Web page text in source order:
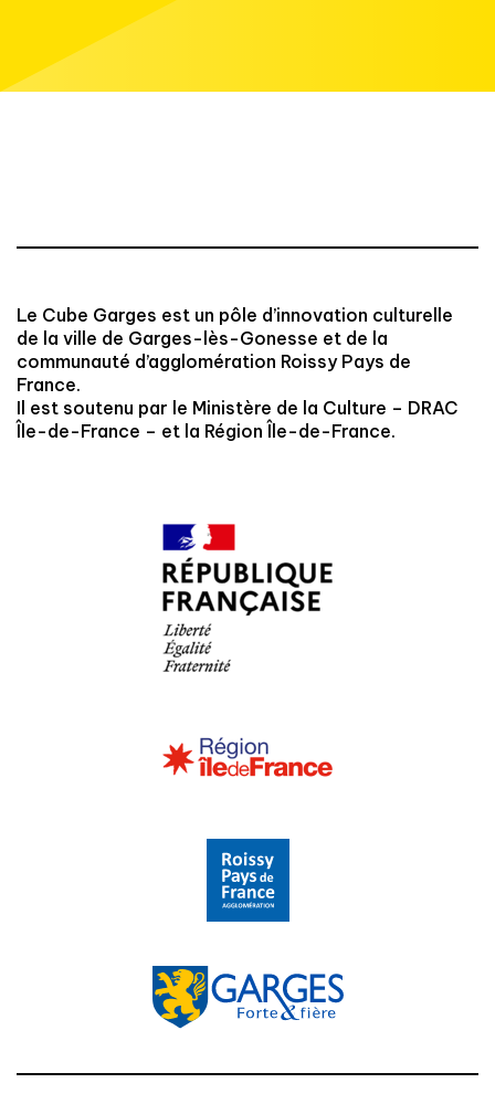
Le Cube Garges est un pôle d’innovation culturelle
de la ville de Garges-lès-Gonesse et de la
communauté d’agglomération Roissy Pays de
France.
Il est soutenu par le Ministère de la Culture – DRAC
Île-de-France – et la Région Île-de-France.